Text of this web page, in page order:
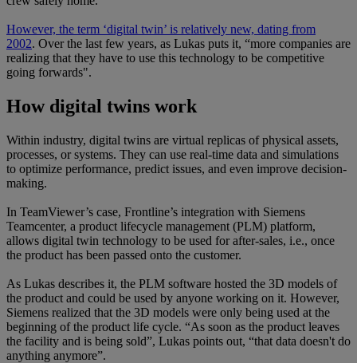
However, the term ‘digital twin’ is relatively new, dating from
2002. Over the last few years, as Lukas puts it, “more companies are
realizing that they have to use this technology to be competitive
going forwards".
How digital twins work
Within industry, digital twins are virtual replicas of physical assets,
processes, or systems. They can use real-time data and simulations
to optimize performance, predict issues, and even improve decision-
making.
In TeamViewer’s case, Frontline’s integration with Siemens
Teamcenter, a product lifecycle management (PLM) platform,
allows digital twin technology to be used for after-sales, i.e., once
the product has been passed onto the customer.
As Lukas describes it, the PLM software hosted the 3D models of
the product and could be used by anyone working on it. However,
Siemens realized that the 3D models were only being used at the
beginning of the product life cycle. “As soon as the product leaves
the facility and is being sold”, Lukas points out, “that data doesn't do
anything anymore”.